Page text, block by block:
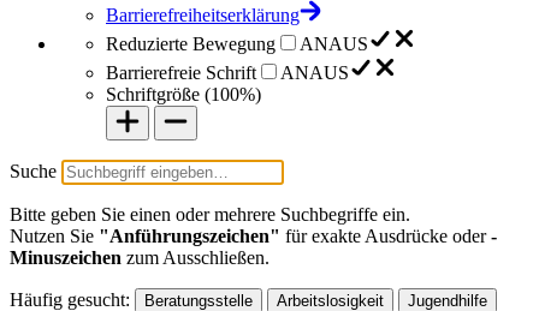
Barrierefreiheitserklärung
Reduzierte Bewegung
ANAUS
Barrierefreie Schrift
ANAUS
Schriftgröße (100%)
Suche
Bitte geben Sie einen oder mehrere Suchbegriffe ein.
Nutzen Sie "Anführungszeichen" für exakte Ausdrücke oder-
Minuszeichen zum Ausschließen.
Häufig gesucht: Beratungsstelle Arbeitslosigkeit
Jugendhilfe